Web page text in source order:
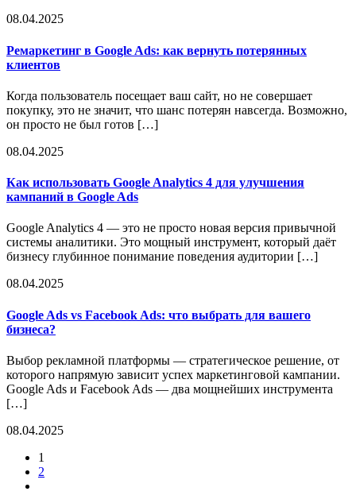
08.04.2025
Ремаркетинг в Google Ads: как вернуть потерянных
клиентов
Когда пользователь посещает ваш сайт, но не совершает
покупку, это не значит, что шанс потерян навсегда. Возможно,
он просто не был готов […]
08.04.2025
Как использовать Google Analytics 4 для улучшения
кампаний в Google Ads
Google Analytics 4 — это не просто новая версия привычной
системы аналитики. Это мощный инструмент, который даёт
бизнесу глубинное понимание поведения аудитории […]
08.04.2025
Google Ads vs Facebook Ads: что выбрать для вашего
бизнеса?
Выбор рекламной платформы — стратегическое решение, от
которого напрямую зависит успех маркетинговой кампании.
Google Ads и Facebook Ads — два мощнейших инструмента
[…]
08.04.2025
1
2